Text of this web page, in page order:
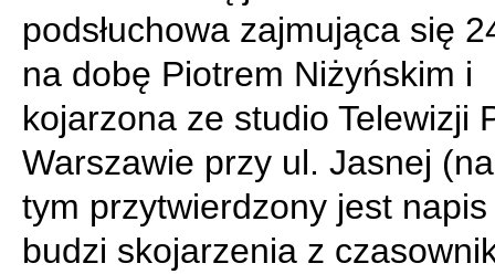
podsłuchowa zajmująca się
na dobę Piotrem Niżyńskim i
kojarzona ze studio Telewizji
Warszawie przy ul. Jasnej
tym przytwierdzony jest
budzi skojarzenia z